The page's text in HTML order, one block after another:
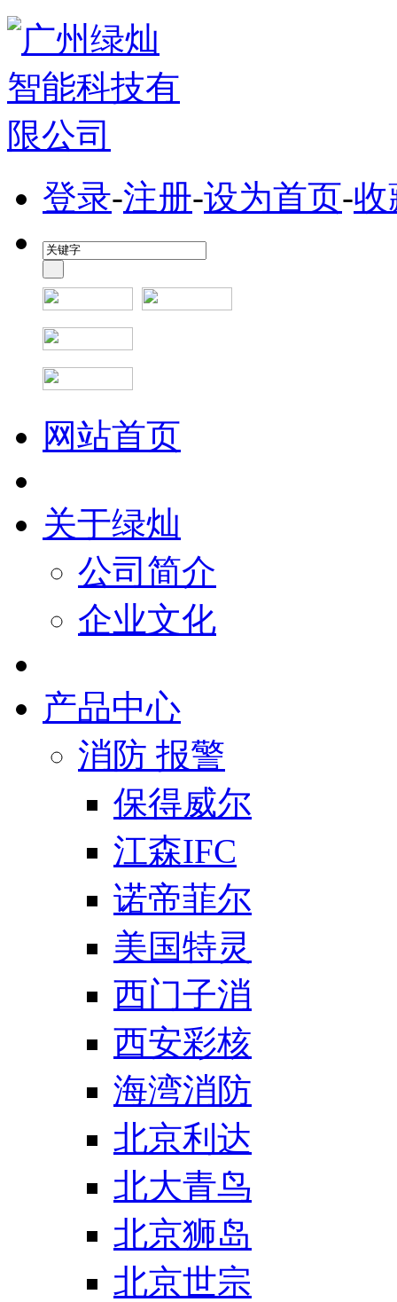
登录-注册-设为首页-收
网站首页
关于绿灿
公司简介
企业文化
产品中心
消防 报警
保得威尔
江森IFC
诺帝菲尔
美国特灵
西门子消
西安彩核
海湾消防
北京利达
北大青鸟
北京狮岛
北京世宗